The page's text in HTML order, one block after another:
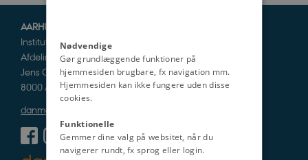
AARHUS UNIVERSITET
Institut for Kultur og Samfund
Afdeling for Historie og Klassiske Studier
Jens Chr. Skous Vej 5
8000 Aarhus C
danmarkshistorien@cas.au.dk
Nødvendige
Gør grundlæggende funktioner på
hjemmesiden brugbare, fx navigation mm.
Hjemmesiden kan ikke fungere uden disse
cookies.
Funktionelle
Gemmer dine valg på websitet, når du
navigerer rundt, fx sprog eller login.